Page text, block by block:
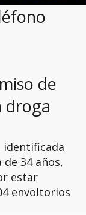
de
droga
identificada
34 años,
estar
envoltorios